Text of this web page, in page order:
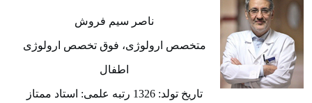
ناصر سیم فروش
متخصص ارولوژی، فوق تخصص ارولوژی
اطفال
تاریخ تولد: 1326 رتبه علمی: استاد ممتاز